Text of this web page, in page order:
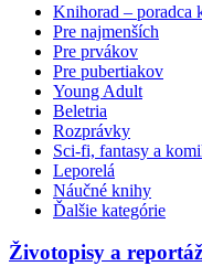
Knihorad – poradca
Pre najmenších
Pre prvákov
Pre pubertiakov
Young Adult
Beletria
Rozprávky
Sci-fi, fantasy a
Leporelá
Náučné knihy
Ďalšie kategórie
Životopisy a